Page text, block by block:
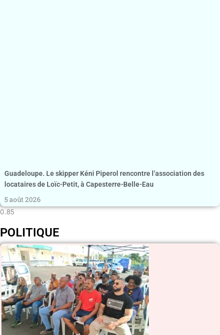
Guadeloupe. Le skipper Kéni Piperol rencontre l’association des
locataires de Loïc-Petit, à Capesterre-Belle-Eau
5 août 2026
POLITIQUE